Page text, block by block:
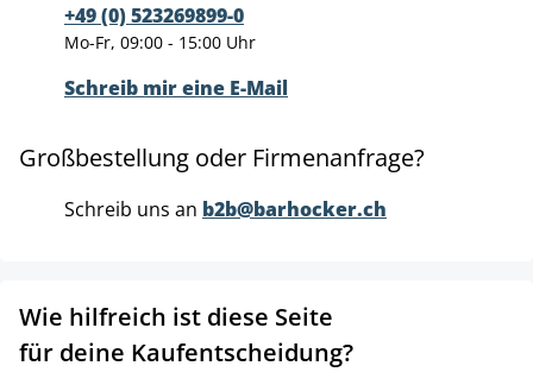
+49 (0) 523269899-0
Mo-Fr, 09:00 - 15:00 Uhr
Schreib mir eine E-Mail
Großbestellung oder Firmenanfrage?
Schreib uns an b2b@barhocker.ch
Wie hilfreich ist diese Seite
für deine Kaufentscheidung?